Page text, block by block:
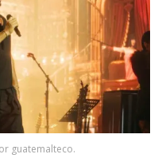
guatemalteco.